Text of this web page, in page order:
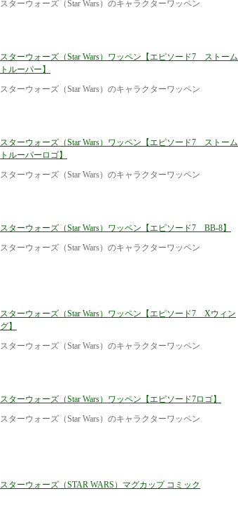
スターウォーズ（Star Wars）のキャラクターワッペン
スターウォーズ（Star Wars）ワッペン【エピソード7 ストーム
トルーパー】
スターウォーズ（Star Wars）のキャラクターワッペン
スターウォーズ（Star Wars）ワッペン【エピソード7 ストーム
トルーパーロゴ】
スターウォーズ（Star Wars）のキャラクターワッペン
スターウォーズ（Star Wars）ワッペン【エピソード7 BB-8】
スターウォーズ（Star Wars）のキャラクターワッペン
スターウォーズ（Star Wars）ワッペン【エピソード7 Xウィン
グ】
スターウォーズ（Star Wars）のキャラクターワッペン
スターウォーズ（Star Wars）ワッペン【エピソード7ロゴ】
スターウォーズ（Star Wars）のキャラクターワッペン
スターウォーズ（STAR WARS）マグカップ コミック